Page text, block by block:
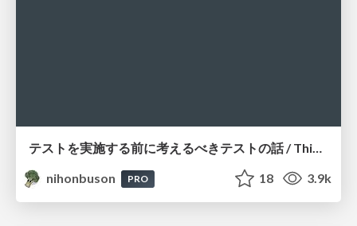
テストを実施する前に考えるべきテストの話 / Thinking About Testing Before You Test
nihonbuson
PRO 18 3.9k